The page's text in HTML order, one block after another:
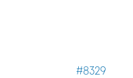
#8329